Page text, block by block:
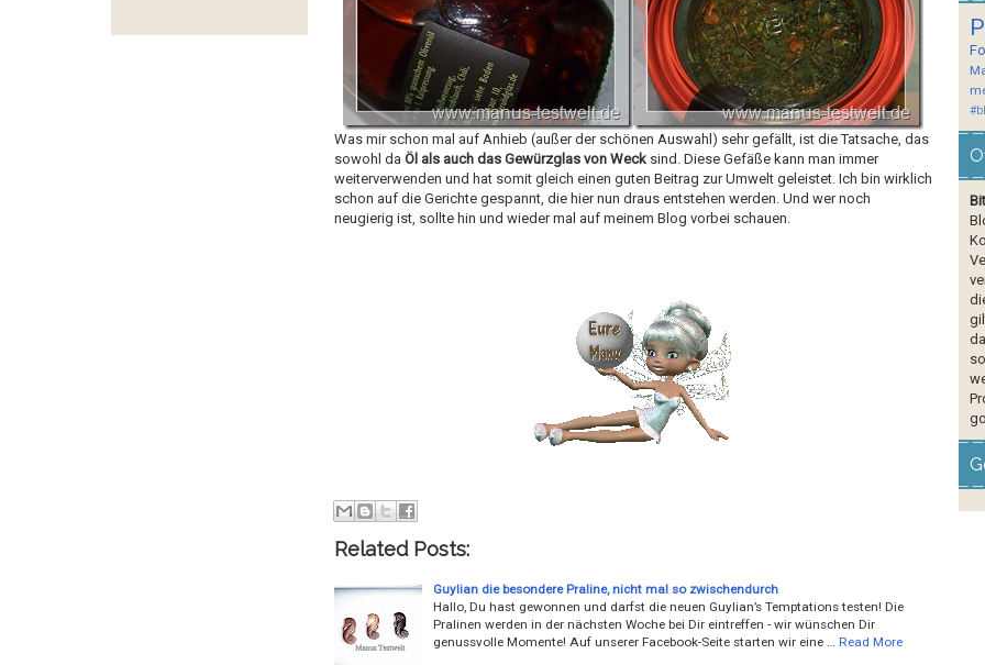
Was mir schon mal auf Anhieb (außer der schönen Auswahl) sehr gefällt, ist die Tatsache, das
sowohl da Öl als auch das Gewürzglas von Wecksind. Diese Gefäße kann man immer
weiterverwenden und hat somit gleich einen guten Beitrag zur Umwelt geleistet. Ich bin wirklich
schon auf die Gerichte gespannt, die hier nun draus entstehen werden. Und wer noch
neugierig ist, sollte hin und wieder mal auf meinem Blog vorbei schauen.
Related Posts:
Guylian die besondere Praline, nicht mal so zwischendurch
Hallo, Du hast gewonnen und darfst die neuen Guylian’s Temptations testen! Die
Pralinen werden in der nächsten Woche bei Dir eintreffen - wir wünschen Dir
genussvolle Momente! Auf unserer Facebook-Seite starten wir eine …
Read More